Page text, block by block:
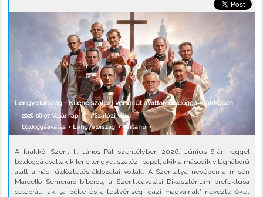
Lengyelország - Kilenc szalézi vértanút avattak boldoggá Krakkóban
2026-06-07 Vasárnap |#Szalézi világ
boldoggáavatás• Lengyelország •vértanú•
A krakkói Szent II. János Pál szentélyben 2026. Június 6-án reggel
boldoggá avattak kilenc lengyel szalézi papot, akik a második világháború
alatt a náci üldöztetés áldozatai voltak. A Szentatya nevében a misén
Marcello Semeraro bíboros, a Szenttéavatási Dikasztérium prefektusa
celebrált, aki „a béke és a testvériség igazi magvainak” nevezte őket